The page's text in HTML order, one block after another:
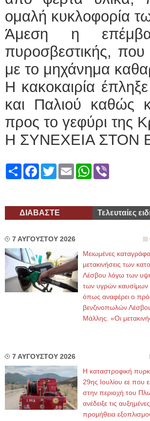
ομαλή κυκλοφορία
Άμεση η
πυροσβεστικής,
με το μηχάνημα
Η κακοκαιρία
και Παλιού καθώς
προς το γεφύρι της
Η ΣΥΝΕΧΕΙΑ ΣΤΟΝ
ShareFacebook
TwitterEmailWhatsApp
ΔΙΑΒΑΣΤΕ Τελευταίες
7 ΑΥΓΟΥΣΤΟΥ 2026
Μειωμένες
μετακινήσεις των
Λέσβου λόγω των
των υγρών καυσίμων
όπως αναφέρει ο
βενζινοπωλών
Μάλλης. «Οι
7 ΑΥΓΟΥΣΤΟΥ 2026
Η καταστροφική
29ης Ιουλίου εε που
στην περιοχή του
ανέδειξε τις
προμήθεια